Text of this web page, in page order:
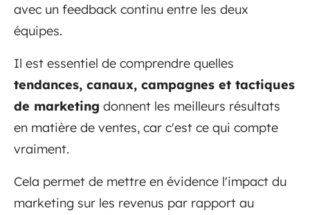
avec un feedback continu entre les deux
équipes.
Il est essentiel de comprendre quelles
tendances, canaux, campagnes et tactiques
de marketing donnent les meilleurs résultats
en matière de ventes, car c'est ce qui compte
vraiment.
Cela permet de mettre en évidence l'impact du
marketing sur les revenus par rapport au